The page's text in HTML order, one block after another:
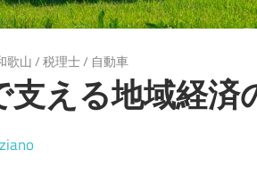
歌山/税理士/ 自動車
支える地域経済